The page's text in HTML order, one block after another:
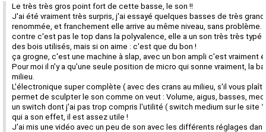
Le très très gros point fort de cette basse, le son !!
J'ai été vraiment très surpris, j'ai essayé quelques basses de très
renommée, et franchement elle arrive au même niveau, sans problème.
contre c'est pas le top dans la polyvalence, elle a un son très très typé
des bois utilisés, mais si on aime : c'est que du bon !
ça grogne, c'est une machine à slap, avec un bon ampli c'est vraiment
Pour moi il n'y a qu'une seule position de micro qui sonne vraiment, la
milieu.
L'électronique super complète ( avec des crans au milieu, s'il vous plaît
permet de sculpter le son comme on veut : Volume, aigus, basses,
un switch dont j'ai pas trop compris l'utilité ( switch medium sur le site
qui a son effet, il est assez utile !
J'ai mis une vidéo avec un peu de son avec les différents réglages